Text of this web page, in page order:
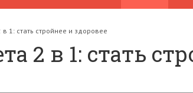
1: стать стройнее и здоровее
2 в 1: стать